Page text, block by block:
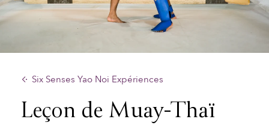
Six Senses Yao Noi Expériences
Leçon de Muay-Thaï